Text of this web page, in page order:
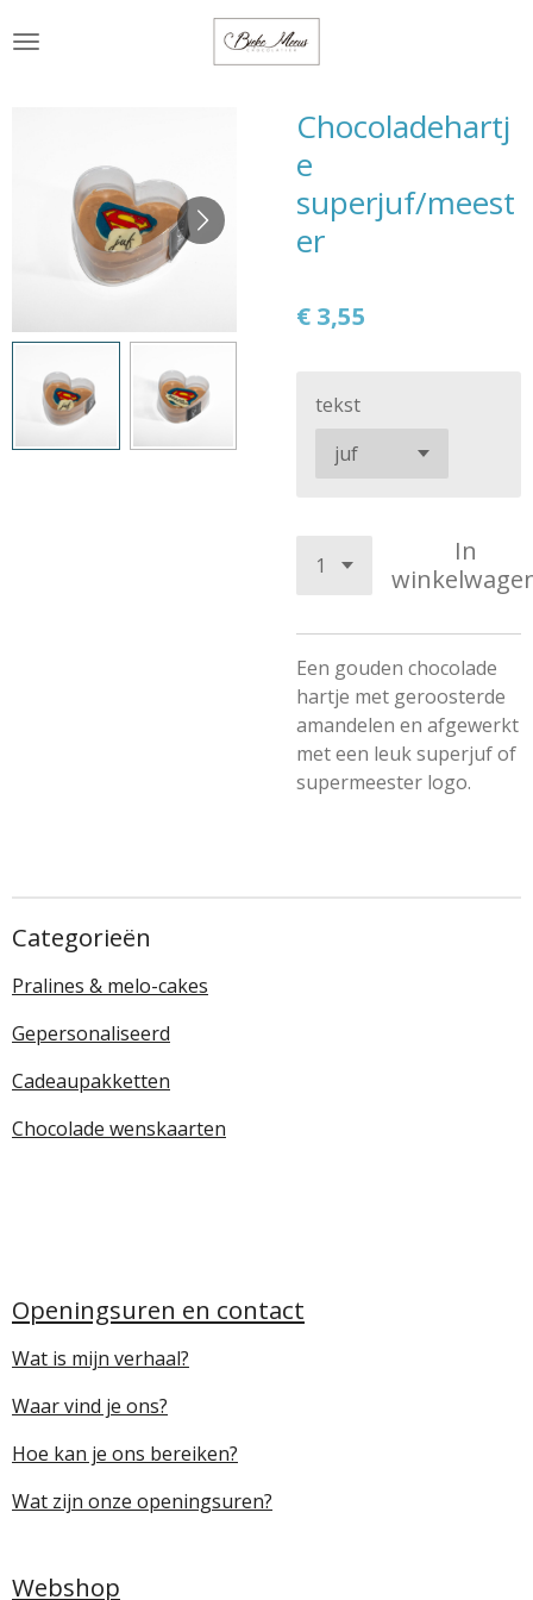
direct
Chocoladehartj
e
superjuf/meest
er
€ 3,55
tekst
In
Een gouden chocolade
hartje met geroosterde
amandelen en afgewerkt
met een leuk superjuf of
supermeester logo.
Categorieën
Pralines & melo-cakes
Gepersonaliseerd
Cadeaupakketten
Chocolade wenskaarten
Openingsuren en contact
Wat is mijn verhaal?
Waar vind je ons?
Hoe kan je ons bereiken?
Wat zijn onze openingsuren?
Webshop